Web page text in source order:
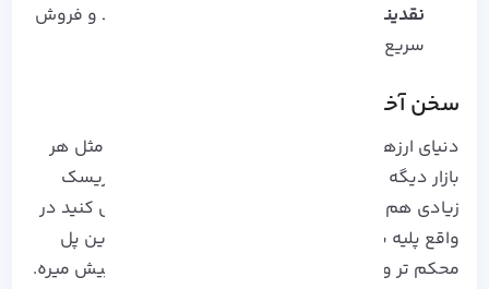
نقدینگی:
حجم معاملات بالا باعث میشه خرید و فروش
سریع‌ تر و راحت‌ تر انجام بشه.
سخن آخر
دنیای ارزهای دیجیتال پر از فرصت‌ های جذابه، اما مثل هر
بازار دیگه‌ ای، بدون انتخاب درست ابزار و پلتفرم، ریسک
زیادی هم به همراه داره. صرافی‌ ای که انتخاب می‌ کنید در
واقع پلیه بین شما و دنیای کریپتو پس هر چقدر این پل
محکم‌ تر و امن‌ تر باشه مسیرتون هم مطمئن‌ تر پیش میره.